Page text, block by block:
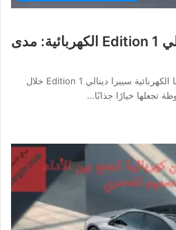
جي إم سي سييرا دينالي Edition 1 الكهربائية: مدى
تستعد جي إم سي لإطلاق شاحنتها الكهربائية سييرا دينالي Edition 1 خلال
تجعلها خيارًا جذابًا…